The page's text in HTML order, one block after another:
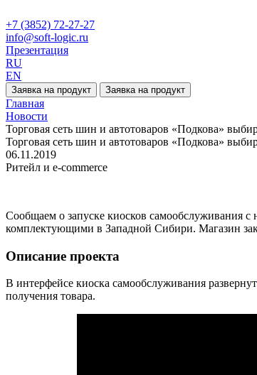
+7 (3852) 72-27-27
info@soft-logic.ru
Презентация
RU
EN
Заявка на продукт Заявка на продукт
Главная
Новости
Торговая сеть шин и автотоваров «Подкова»
Торговая сеть шин и автотоваров «Подкова»
06.11.2019
Ритейл и e-commerce
Сообщаем о запуске киосков самообслуживания
комплектующими в Западной Сибири. Магазин
Описание проекта
В интерфейсе киоска самообслуживания развернут
получения товара.